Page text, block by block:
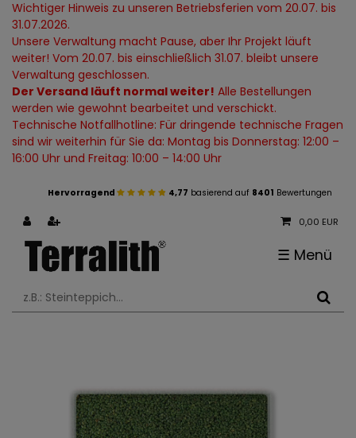
Wichtiger Hinweis zu unseren Betriebsferien vom 20.07. bis
31.07.2026.
Unsere Verwaltung macht Pause, aber Ihr Projekt läuft
weiter! Vom 20.07. bis einschließlich 31.07. bleibt unsere
Verwaltung geschlossen.
Der Versand läuft normal weiter! Alle Bestellungen
werden wie gewohnt bearbeitet und verschickt.
Technische Notfallhotline: Für dringende technische Fragen
sind wir weiterhin für Sie da: Montag bis Donnerstag: 12:00 –
16:00 Uhr und Freitag: 10:00 – 14:00 Uhr
Hervorragend 4,77 basierend auf 8401 Bewertungen
0,00 EUR
☰ Menü